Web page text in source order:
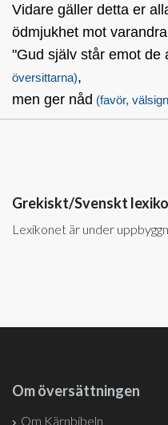
Vidare gäller detta er
ödmjukhet mot
"Gud själv står emot de
översittarna),
men ger nåd (favör,
Grekiskt/Svenskt
Lexikonet är under
Om översättningen
Om Kärnbibeln